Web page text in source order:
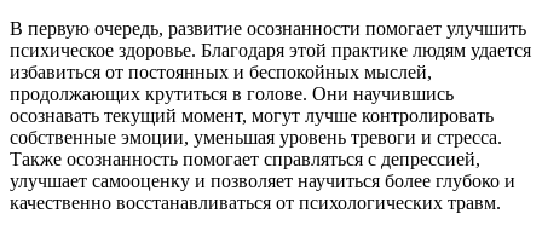
В первую очередь, развитие осознанности помогает улучшить
психическое здоровье. Благодаря этой практике людям удается
избавиться от постоянных и беспокойных мыслей,
продолжающих крутиться в голове. Они научившись
осознавать текущий момент, могут лучше контролировать
собственные эмоции, уменьшая уровень тревоги и стресса.
Также осознанность помогает справляться с депрессией,
улучшает самооценку и позволяет научиться более глубоко и
качественно восстанавливаться от психологических травм.